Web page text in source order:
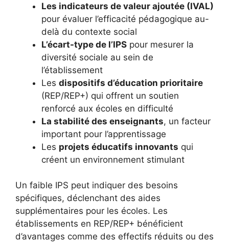
Les indicateurs de valeur ajoutée (IVAL)
pour évaluer l’efficacité pédagogique au-
delà du contexte social
L’écart-type de l’IPS pour mesurer la
diversité sociale au sein de
l’établissement
Les dispositifs d’éducation prioritaire
(REP/REP+) qui offrent un soutien
renforcé aux écoles en difficulté
La stabilité des enseignants, un facteur
important pour l’apprentissage
Les projets éducatifs innovants qui
créent un environnement stimulant
Un faible IPS peut indiquer des besoins
spécifiques, déclenchant des aides
supplémentaires pour les écoles. Les
établissements en REP/REP+ bénéficient
d’avantages comme des effectifs réduits ou des